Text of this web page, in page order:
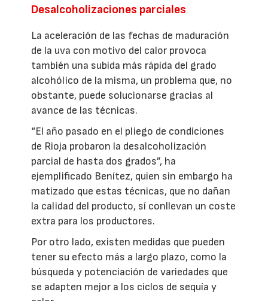
Desalcoholizaciones parciales
La aceleración de las fechas de maduración
de la uva con motivo del calor provoca
también una subida más rápida del grado
alcohólico de la misma, un problema que, no
obstante, puede solucionarse gracias al
avance de las técnicas.
“El año pasado en el pliego de condiciones
de Rioja probaron la desalcoholización
parcial de hasta dos grados”, ha
ejemplificado Benítez, quien sin embargo ha
matizado que estas técnicas, que no dañan
la calidad del producto, sí conllevan un coste
extra para los productores.
Por otro lado, existen medidas que pueden
tener su efecto más a largo plazo, como la
búsqueda y potenciación de variedades que
se adapten mejor a los ciclos de sequía y